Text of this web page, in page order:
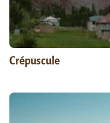
Crépuscule